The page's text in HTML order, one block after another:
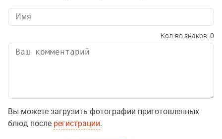
Кол-во знаков: 0
Вы можете загрузить фотографии приготовленных
блюд после регистрации.